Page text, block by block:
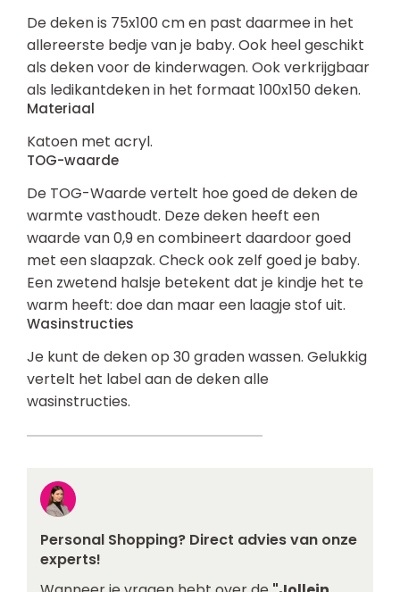
De deken is 75x100 cm en past daarmee in het
allereerste bedje van je baby. Ook heel geschikt
als deken voor de kinderwagen. Ook verkrijgbaar
als ledikantdeken in het formaat 100x150 deken.
Materiaal
Katoen met acryl.
TOG-waarde
De TOG-Waarde vertelt hoe goed de deken de
warmte vasthoudt. Deze deken heeft een
waarde van 0,9 en combineert daardoor goed
met een slaapzak. Check ook zelf goed je baby.
Een zwetend halsje betekent dat je kindje het te
warm heeft: doe dan maar een laagje stof uit.
Wasinstructies
Je kunt de deken op 30 graden wassen. Gelukkig
vertelt het label aan de deken alle
wasinstructies.
Personal Shopping? Direct advies van onze
experts!